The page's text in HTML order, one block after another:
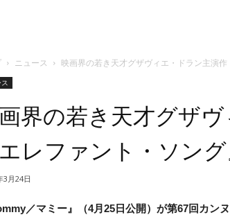
ニュース 映画界の若き天才グザヴィエ・ドラン主演
界の若き天才グザ
エレファント・ソン
3月24日
／マミー』（4月25日公開）が第67回カン